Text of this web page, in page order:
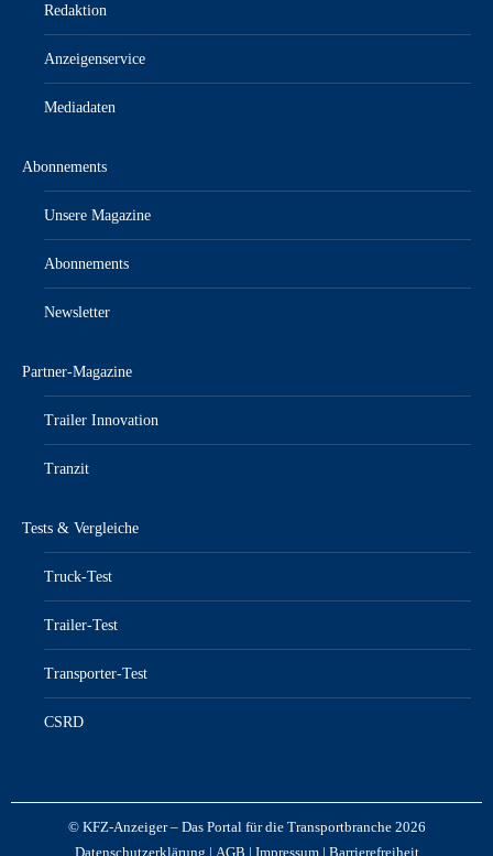
Redaktion
Anzeigenservice
Mediadaten
Abonnements
Unsere Magazine
Abonnements
Newsletter
Partner-Magazine
Trailer Innovation
Tranzit
Tests & Vergleiche
Truck-Test
Trailer-Test
Transporter-Test
CSRD
© KFZ-Anzeiger – Das Portal für die Transportbranche 2026
Datenschutzerklärung | AGB | Impressum| Barrierefreiheit